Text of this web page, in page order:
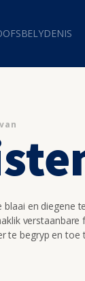
en diegene
te begryp en toe